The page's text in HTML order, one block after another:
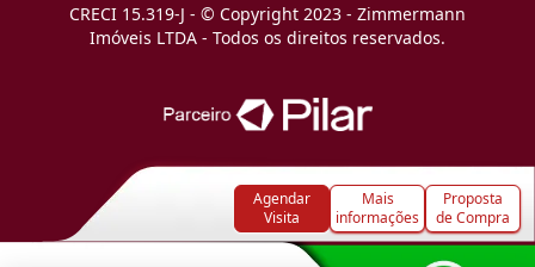
Agendar
Visita
Mais
informações
Proposta
de Compra
CRECI 15.319-J - © Copyright 2023 - Zimmermann
Imóveis LTDA - Todos os direitos reservados.